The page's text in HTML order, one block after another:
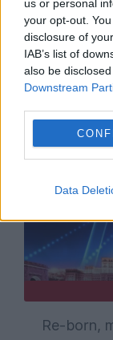
us or personal
your opt-out.
disclosure of
IAB’s list of
also be
Downstream
Data
Re-born,